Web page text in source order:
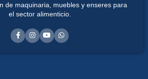
de maquinaria, muebles y enseres para
el sector alimenticio.